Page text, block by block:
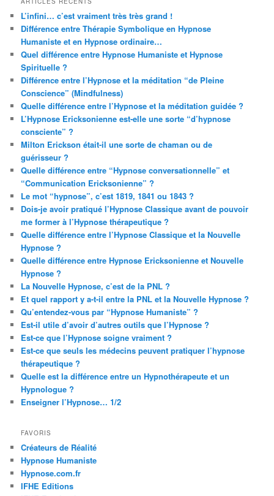
L’infini… c’est vraiment très très grand !
Différence entre Thérapie Symbolique en Hypnose
Humaniste et en Hypnose ordinaire…
Quel différence entre Hypnose Humaniste et Hypnose
Spirituelle ?
Différence entre l’Hypnose et la méditation “de Pleine
Conscience” (Mindfulness)
Quelle différence entre l’Hypnose et la méditation guidée ?
L’Hypnose Ericksonienne est-elle une sorte “d’hypnose
consciente” ?
Milton Erickson était-il une sorte de chaman ou de
guérisseur ?
Quelle différence entre “Hypnose conversationnelle” et
“Communication Ericksonienne” ?
Le mot “hypnose”, c’est 1819, 1841 ou 1843 ?
Dois-je avoir pratiqué l’Hypnose Classique avant de pouvoir
me former à l’Hypnose thérapeutique ?
Quelle différence entre l’Hypnose Classique et la Nouvelle
Hypnose ?
Quelle différence entre Hypnose Ericksonienne et Nouvelle
Hypnose ?
La Nouvelle Hypnose, c’est de la PNL ?
Et quel rapport y a-t-il entre la PNL et la Nouvelle Hypnose ?
Qu’entendez-vous par “Hypnose Humaniste” ?
Est-il utile d’avoir d’autres outils que l’Hypnose ?
Est-ce que l’Hypnose soigne vraiment ?
Est-ce que seuls les médecins peuvent pratiquer l’hypnose
thérapeutique ?
Quelle est la différence entre un Hypnothérapeute et un
Hypnologue ?
Enseigner l’Hypnose… 1/2
FAVORIS
Créateurs de Réalité
Hypnose Humaniste
Hypnose.com.fr
IFHE Editions